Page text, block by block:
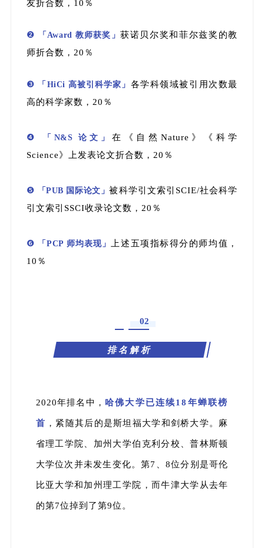
友折合数，10％
❷ 「Award 教师获奖」 获诺贝尔奖和菲尔兹奖的教
师折合数，20％
❸ 「HiCi 高被引科学家」 各学科领域被引用次数最
高的科学家数，20％
❹ 「N&S 论文」在《自然Nature》《科学
Science》上发表论文折合数，20％
❺ 「PUB 国际论文」被科学引文索引SCIE/社会科学
引文索引SSCI收录论文数，20％
❻ 「PCP 师均表现」上述五项指标得分的师均值，
10％
02
排名解析
2020年排名中， 哈佛大学已连续18年蝉联榜
首 ，紧随其后的是斯坦福大学和剑桥大学。麻
省理工学院、加州大学伯克利分校、普林斯顿
大学位次并未发生变化。第7、8位分别是哥伦
比亚大学和加州理工学院，而牛津大学从去年
的第7位掉到了第9位。